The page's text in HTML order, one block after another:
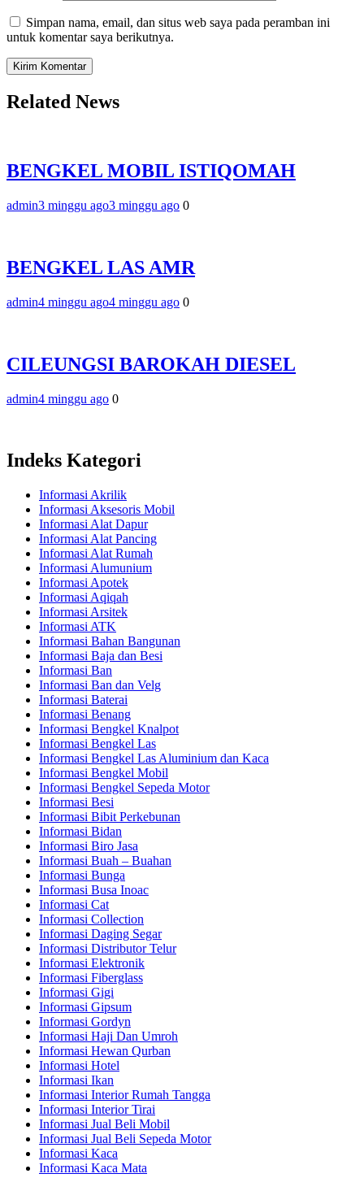
Simpan nama, email, dan situs web saya pada peramban ini
untuk komentar saya berikutnya.
Related News
BENGKEL MOBIL ISTIQOMAH
admin3 minggu ago3 minggu ago 0
BENGKEL LAS AMR
admin4 minggu ago4 minggu ago 0
CILEUNGSI BAROKAH DIESEL
admin4 minggu ago 0
Indeks Kategori
Informasi Akrilik
Informasi Aksesoris Mobil
Informasi Alat Dapur
Informasi Alat Pancing
Informasi Alat Rumah
Informasi Alumunium
Informasi Apotek
Informasi Aqiqah
Informasi Arsitek
Informasi ATK
Informasi Bahan Bangunan
Informasi Baja dan Besi
Informasi Ban
Informasi Ban dan Velg
Informasi Baterai
Informasi Benang
Informasi Bengkel Knalpot
Informasi Bengkel Las
Informasi Bengkel Las Aluminium dan Kaca
Informasi Bengkel Mobil
Informasi Bengkel Sepeda Motor
Informasi Besi
Informasi Bibit Perkebunan
Informasi Bidan
Informasi Biro Jasa
Informasi Buah – Buahan
Informasi Bunga
Informasi Busa Inoac
Informasi Cat
Informasi Collection
Informasi Daging Segar
Informasi Distributor Telur
Informasi Elektronik
Informasi Fiberglass
Informasi Gigi
Informasi Gipsum
Informasi Gordyn
Informasi Haji Dan Umroh
Informasi Hewan Qurban
Informasi Hotel
Informasi Ikan
Informasi Interior Rumah Tangga
Informasi Interior Tirai
Informasi Jual Beli Mobil
Informasi Jual Beli Sepeda Motor
Informasi Kaca
Informasi Kaca Mata